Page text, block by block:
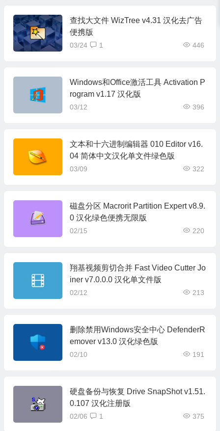
查找大文件 WizTree v4.31 汉化去广告
便携版
03/24 446
1
Windows和Office激活工具 Activation P
rogram v1.17 汉化版
03/12 396
文本和十六进制编辑器 010 Editor v16.
04 简体中文汉化单文件绿色版
03/09 322
磁盘分区 Macrorit Partition Expert v8.9.
0 汉化绿色便携无限版
02/15 220
翔基视频剪切合并 Fast Video Cutter Jo
iner v7.0.0.0 汉化单文件版
02/12 213
删除禁用Windows安全中心 DefenderR
emover v13.0 汉化绿色版
02/10 191
硬盘备份与恢复 Drive SnapShot v1.51.
0.107 汉化注册版
02/06 375
1